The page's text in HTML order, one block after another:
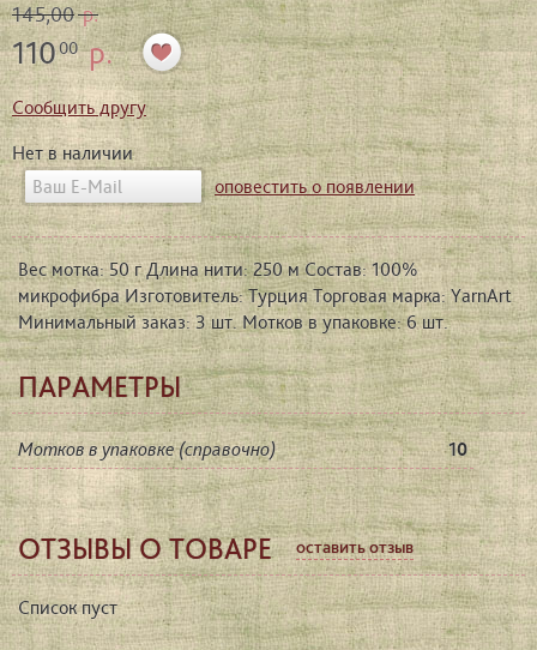
145,00р.
11000р.
Сообщить другу
Нет в наличии
оповестить о появлении
Вес мотка: 50 г Длина нити: 250 м Состав: 100%
микрофибра Изготовитель: Турция Торговая марка: YarnArt
Минимальный заказ: 3 шт. Мотков в упаковке: 6 шт.
ПАРАМЕТРЫ
Мотков в упаковке (справочно) 10
ОТЗЫВЫ О ТОВАРЕ оставить отзыв
Список пуст